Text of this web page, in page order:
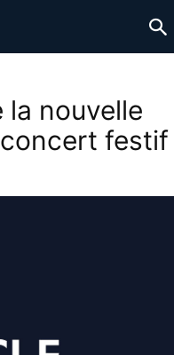
la nouvelle
festif